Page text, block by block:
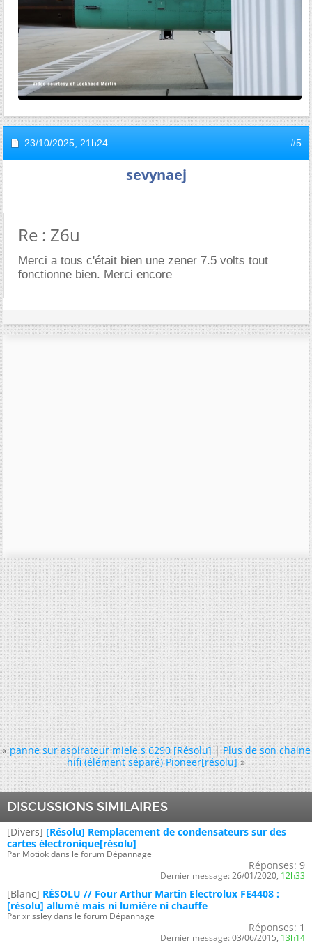
23/10/2025, 21h24 #5
sevynaej
Re : Z6u
Merci a tous c'était bien une zener 7.5 volts tout
fonctionne bien. Merci encore
« panne sur aspirateur miele s 6290 [Résolu]|Plus de son chaine
hifi (élément séparé) Pioneer[résolu] »
DISCUSSIONS SIMILAIRES
[Divers] [Résolu] Remplacement de condensateurs sur des
cartes électronique[résolu]
Par Motiok dans le forum Dépannage
Réponses: 9
Dernier message: 26/01/2020, 12h33
[Blanc] RÉSOLU // Four Arthur Martin Electrolux FE4408 :
[résolu] allumé mais ni lumière ni chauffe
Par xrissley dans le forum Dépannage
Réponses: 1
Dernier message: 03/06/2015, 13h14